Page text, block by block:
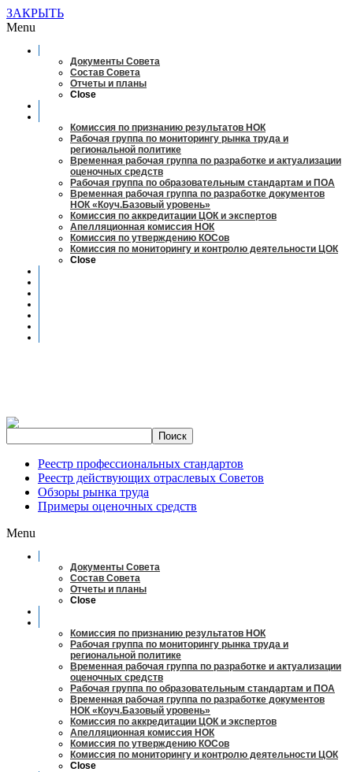
ЗАКРЫТЬ
Menu
Документы Совета
Состав Совета
Отчеты и планы
Close
Комиссия по признанию результатов НОК
Рабочая группа по мониторингу рынка труда и
региональной политике
Временная рабочая группа по разработке и актуализации
оценочных средств
Рабочая группа по образовательным стандартам и ПОА
Временная рабочая группа по разработке документов
НОК «Коуч.Базовый уровень»
Комиссия по аккредитации ЦОК и экспертов
Апелляционная комиссия НОК
Комиссия по утверждению КОСов
Комиссия по мониторингу и контролю деятельности ЦОК
Close
Реестр профессиональных стандартов
Реестр действующих отраслевых Советов
Обзоры рынка труда
Примеры оценочных средств
Menu
Документы Совета
Состав Совета
Отчеты и планы
Close
Комиссия по признанию результатов НОК
Рабочая группа по мониторингу рынка труда и
региональной политике
Временная рабочая группа по разработке и актуализации
оценочных средств
Рабочая группа по образовательным стандартам и ПОА
Временная рабочая группа по разработке документов
НОК «Коуч.Базовый уровень»
Комиссия по аккредитации ЦОК и экспертов
Апелляционная комиссия НОК
Комиссия по утверждению КОСов
Комиссия по мониторингу и контролю деятельности ЦОК
Close